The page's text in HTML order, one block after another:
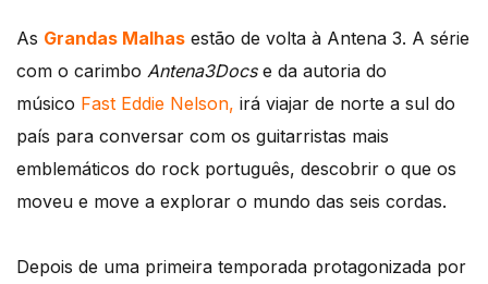
As Grandas Malhas estão de volta à Antena 3. A série
com o carimbo Antena3Docse da autoria do
músico Fast Eddie Nelson, irá viajar de norte a sul do
país para conversar com os guitarristas mais
emblemáticos do rock português, descobrir o que os
moveu e move a explorar o mundo das seis cordas.
Depois de uma primeira temporada protagonizada por